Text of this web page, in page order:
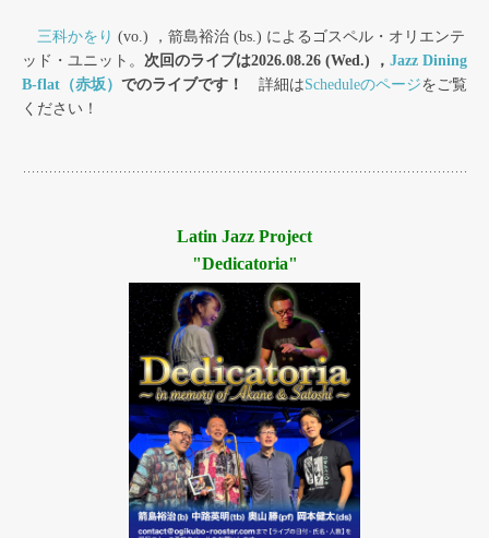
三科かをり (vo.) ，箭島裕治 (bs.) によるゴスペル・オリエンテ
ッド・ユニット。 次回のライブは2026.08.26 (Wed.) ， Jazz Dining
B-flat（赤坂） でのライブです！ 詳細はScheduleのページをご覧
ください！
Latin Jazz Project
"Dedicatoria"